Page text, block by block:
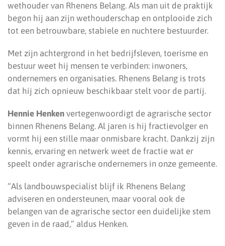
wethouder van Rhenens Belang. Als man uit de praktijk
begon hij aan zijn wethouderschap en ontplooide zich
tot een betrouwbare, stabiele en nuchtere bestuurder.
Met zijn achtergrond in het bedrijfsleven, toerisme en
bestuur weet hij mensen te verbinden: inwoners,
ondernemers en organisaties. Rhenens Belang is trots
dat hij zich opnieuw beschikbaar stelt voor de partij.
Hennie Henken vertegenwoordigt de agrarische sector
binnen Rhenens Belang. Al jaren is hij fractievolger en
vormt hij een stille maar onmisbare kracht. Dankzij zijn
kennis, ervaring en netwerk weet de fractie wat er
speelt onder agrarische ondernemers in onze gemeente.
“Als landbouwspecialist blijf ik Rhenens Belang
adviseren en ondersteunen, maar vooral ook de
belangen van de agrarische sector een duidelijke stem
geven in de raad,” aldus Henken.